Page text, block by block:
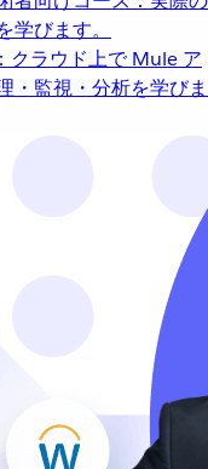
びます。
クラウド上で Mule ア
・監視・分析を学びま